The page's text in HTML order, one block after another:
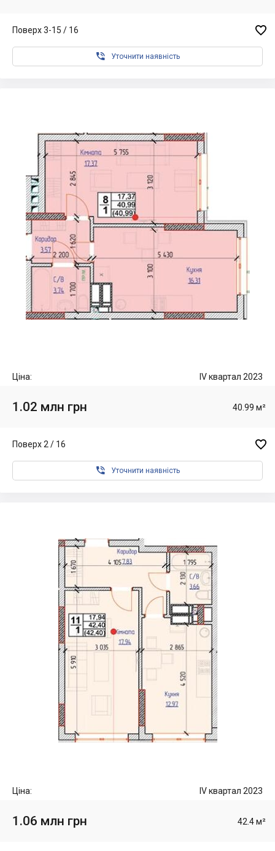
Поверх 3-15 / 16 
 Уточнити наявність
Ціна: IV квартал 2023
1.02 млн грн 40.99 м²
Поверх 2 / 16 
 Уточнити наявність
Ціна: IV квартал 2023
1.06 млн грн 42.4 м²